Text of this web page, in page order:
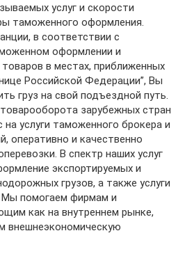
услуг и скорости
таможенного оформления.
в соответствии с
оформлении и
в местах, приближенных
Российской Федерации”, Вы
груз на свой подъездной путь.
зарубежных стран
услуги таможенного брокера и
оперативно и качественно
В спектр наших услуг
экспортируемых и
грузов, а также услуги
Мы помогаем фирмам и
как на внутреннем рынке,
внешнеэкономическую